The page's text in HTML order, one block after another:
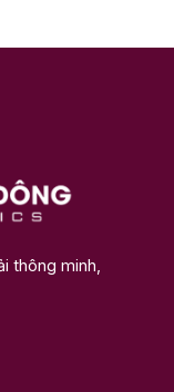
thông minh,